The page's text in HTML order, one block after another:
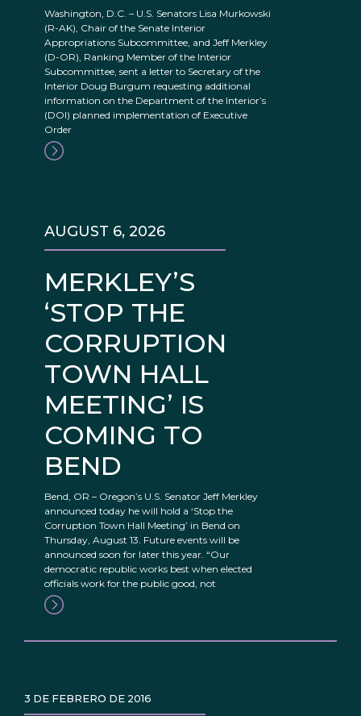
Washington, D.C. – U.S. Senators Lisa Murkowski
(R-AK), Chair of the Senate Interior
Appropriations Subcommittee, and Jeff Merkley
(D-OR), Ranking Member of the Interior
Subcommittee, sent a letter to Secretary of the
Interior Doug Burgum requesting additional
information on the Department of the Interior’s
(DOI) planned implementation of Executive
Order
MERKLEY’S
‘STOP THE
CORRUPTION
TOWN HALL
MEETING’ IS
COMING TO
BEND
AUGUST 6, 2026
Bend, OR – Oregon’s U.S. Senator Jeff Merkley
announced today he will hold a ‘Stop the
Corruption Town Hall Meeting’ in Bend on
Thursday, August 13. Future events will be
announced soon for later this year. “Our
democratic republic works best when elected
officials work for the public good, not
3 DE FEBRERO DE 2016